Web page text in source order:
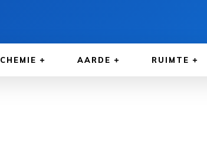
CHEMIE AARDE RUIMTE